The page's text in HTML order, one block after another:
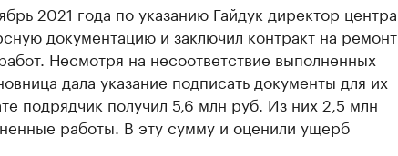
2021 года по указанию Гайдук директор центра
документацию и заключил контракт на ремонт
Несмотря на несоответствие выполненных
дала указание подписать документы для их
подрядчик получил 5,6 млн руб. Из них 2,5 млн
работы. В эту сумму и оценили ущерб